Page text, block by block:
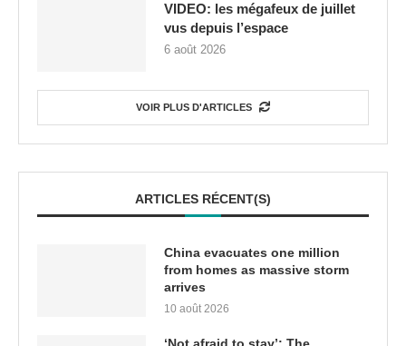
VIDEO: les mégafeux de juillet
vus depuis l’espace
6 août 2026
VOIR PLUS D'ARTICLES
ARTICLES RÉCENT(S)
China evacuates one million
from homes as massive storm
arrives
10 août 2026